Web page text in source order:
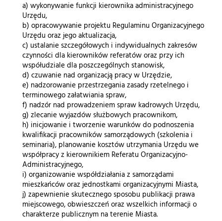
a) wykonywanie funkcji kierownika administracyjnego
Urzędu,
b) opracowywanie projektu Regulaminu Organizacyjnego
Urzędu oraz jego aktualizacja,
c) ustalanie szczegółowych i indywidualnych zakresów
czynności dla kierowników referatów oraz przy ich
współudziale dla poszczególnych stanowisk,
d) czuwanie nad organizacją pracy w Urzędzie,
e) nadzorowanie przestrzegania zasady rzetelnego i
terminowego załatwiania spraw,
f) nadzór nad prowadzeniem spraw kadrowych Urzędu,
g) zlecanie wyjazdów służbowych pracownikom,
h) inicjowanie i tworzenie warunków do podnoszenia
kwalifikacji pracowników samorządowych (szkolenia i
seminaria), planowanie kosztów utrzymania Urzędu we
współpracy z kierownikiem Referatu Organizacyjno-
Administracyjnego,
i) organizowanie współdziałania z samorządami
mieszkańców oraz jednostkami organizacyjnymi Miasta,
j) zapewnienie skutecznego sposobu publikacji prawa
miejscowego, obwieszczeń oraz wszelkich informacji o
charakterze publicznym na terenie Miasta.